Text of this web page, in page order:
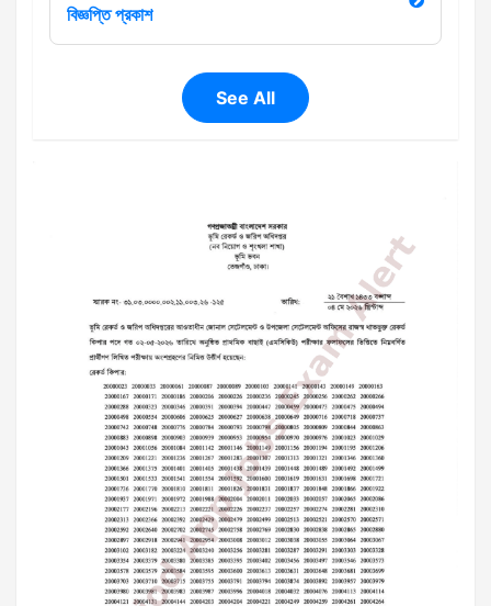
বিজ্ঞপ্তি প্রকাশ
See All